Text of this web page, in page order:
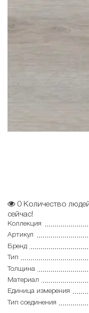
0 Количество
сейчас!
Коллекция
Артикул
Бренд
Тип
Толщина
Материал
Единица измерения
Тип соединения